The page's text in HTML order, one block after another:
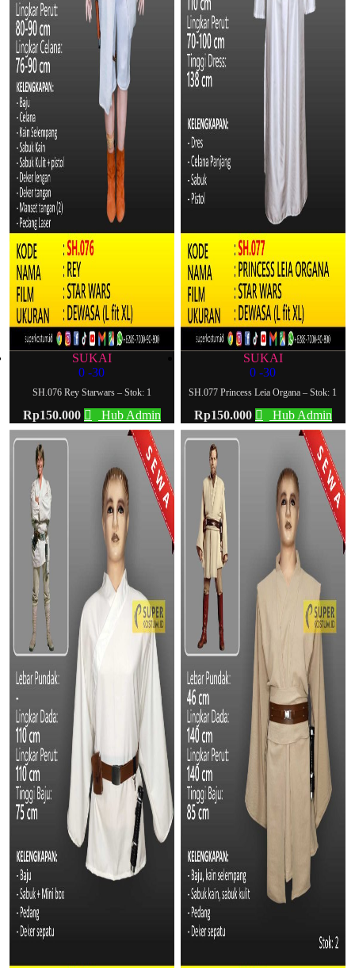
SUKAI
0-30
SH.076 Rey Starwars – Stok: 1
Rp150.000 Hub Admin
SUKAI
0-30
SH.077 Princess Leia Organa – Stok: 1
Rp150.000 Hub Admin